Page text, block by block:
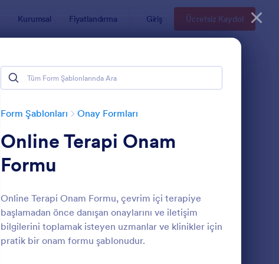
Kurumsal Fiyatlandırma Giriş Ücretsiz Kaydol
Form Şablonları Onay Formları
Online Terapi Onam
Formu
Online Terapi Onam Formu, çevrim içi terapiye
başlamadan önce danışan onaylarını ve iletişim
bilgilerini toplamak isteyen uzmanlar ve klinikler için
pratik bir onam formu şablonudur.
: Fotoğraf Çekim Sözleşmesi Önizleme: Bilgilendirilmiş